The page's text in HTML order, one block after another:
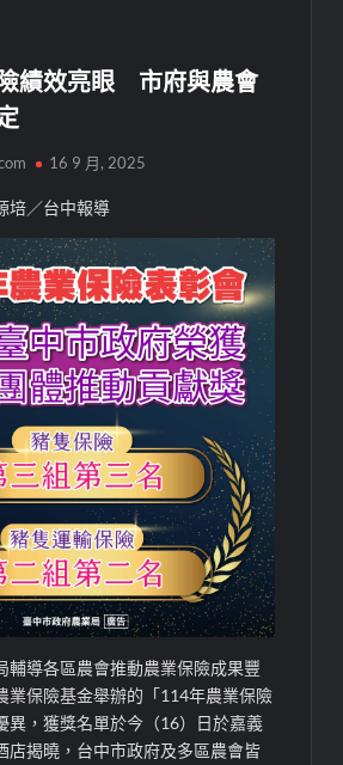
績效亮眼 市府與農會
16 9 月, 2025
培／台中報導
輔導各區農會推動農業保險成果豐
業保險基金舉辦的「114年農業保險
異，獲獎名單於今（16）日於嘉義
店揭曉，台中市政府及多區農會皆